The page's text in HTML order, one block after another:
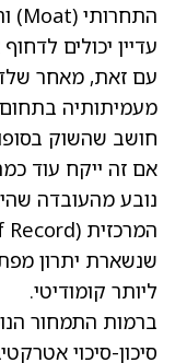
עדיין יכולים
עם זאת, מאחר
מעמיתותיה בתחום
חושב שהשוק
אם זה ייקח עוד
נובע מהעובדה
ליותר קומודיטי.
ברמות התמחור
סיכון-סיכוי